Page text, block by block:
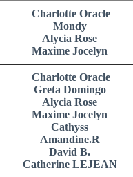
Charlotte Oracle
Mondy
Alycia Rose
Maxime Jocelyn
Charlotte Oracle
Greta Domingo
Alycia Rose
Maxime Jocelyn
Cathyss
Amandine.R
David B.
Catherine LEJEAN